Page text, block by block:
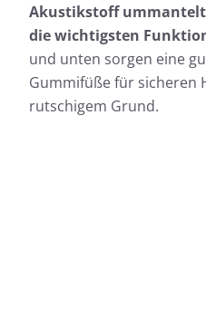
Akustikstoff
die wichtigsten
und unten sorgen eine
Gummifüße für sicheren
rutschigem Grund.